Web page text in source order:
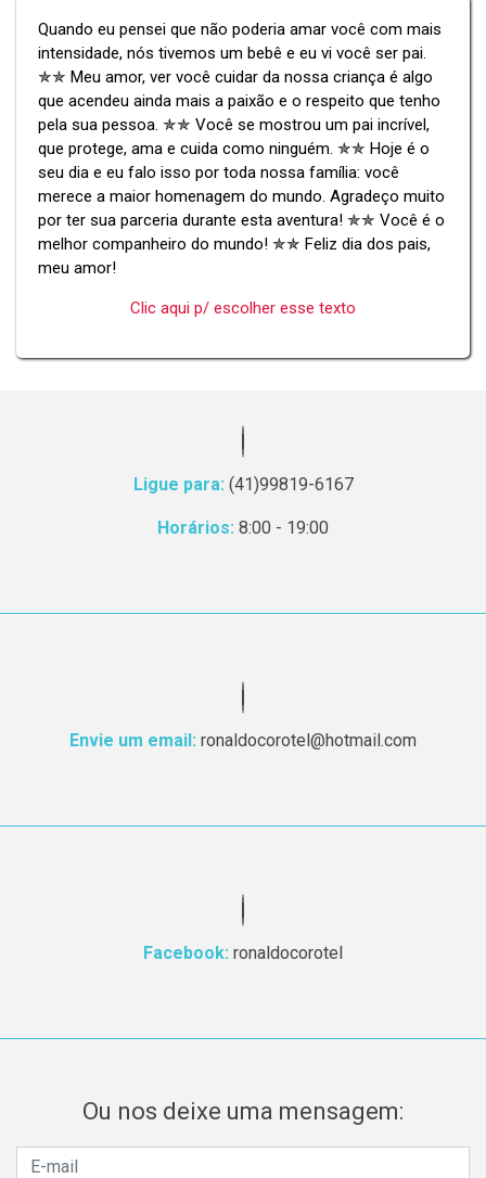
Quando eu pensei que não poderia amar você com mais
intensidade, nós tivemos um bebê e eu vi você ser pai.
✯✯ Meu amor, ver você cuidar da nossa criança é algo
que acendeu ainda mais a paixão e o respeito que tenho
pela sua pessoa. ✯✯ Você se mostrou um pai incrível,
que protege, ama e cuida como ninguém. ✯✯ Hoje é o
seu dia e eu falo isso por toda nossa família: você
merece a maior homenagem do mundo. Agradeço muito
por ter sua parceria durante esta aventura! ✯✯ Você é o
melhor companheiro do mundo! ✯✯ Feliz dia dos pais,
meu amor!
Clic aqui p/ escolher esse texto
Ligue para: (41)99819-6167
Horários: 8:00 - 19:00
Envie um email: ronaldocorotel@hotmail.com
Facebook: ronaldocorotel
Ou nos deixe uma mensagem: